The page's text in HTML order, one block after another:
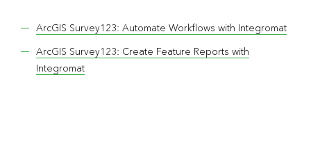
ArcGIS Survey123: Automate Workflows with Integromat
ArcGIS Survey123: Create Feature Reports with
Integromat